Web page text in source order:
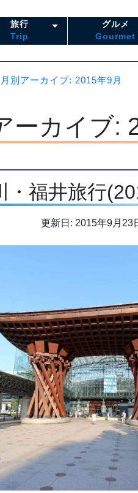
旅行
Trip
グルメ
Gourmet
月別アーカイブ: 2015年9月
ーカイブ:
・福井旅行
更新日: 2015年9月23